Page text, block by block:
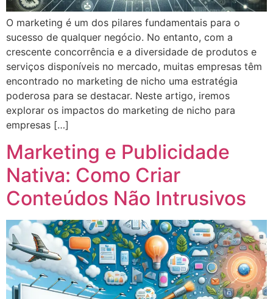
O marketing é um dos pilares fundamentais para o
sucesso de qualquer negócio. No entanto, com a
crescente concorrência e a diversidade de produtos e
serviços disponíveis no mercado, muitas empresas têm
encontrado no marketing de nicho uma estratégia
poderosa para se destacar. Neste artigo, iremos
explorar os impactos do marketing de nicho para
empresas […]
Marketing e Publicidade
Nativa: Como Criar
Conteúdos Não Intrusivos